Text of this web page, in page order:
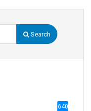
Search
640